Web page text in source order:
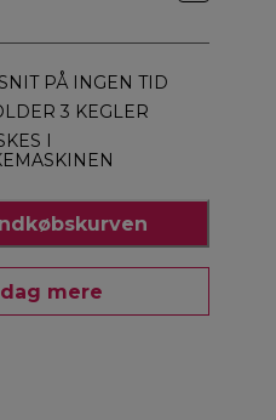
PÅ INGEN TID
3 KEGLER
I
mere